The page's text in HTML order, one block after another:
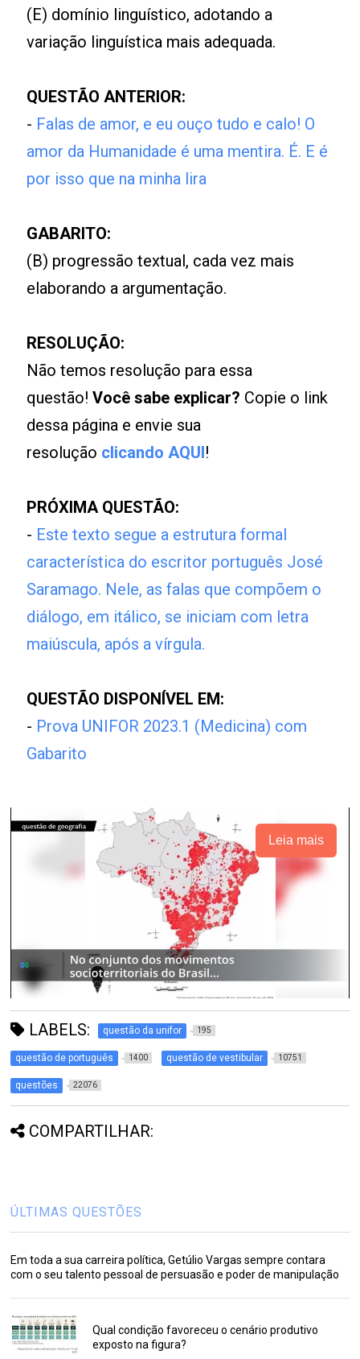
(E) domínio linguístico, adotando a
variação linguística mais adequada.
QUESTÃO ANTERIOR:
- Falas de amor, e eu ouço tudo e calo! O
amor da Humanidade é uma mentira. É. E é
por isso que na minha lira
GABARITO:
(B) progressão textual, cada vez mais
elaborando a argumentação.
RESOLUÇÃO:
Não temos resolução para essa
questão!Você sabe explicar? Copie o link
dessa página e envie sua
resolução clicando AQUI!
PRÓXIMA QUESTÃO:
- Este texto segue a estrutura formal
característica do escritor português José
Saramago. Nele, as falas que compõem o
diálogo, em itálico, se iniciam com letra
maiúscula, após a vírgula.
QUESTÃO DISPONÍVEL EM:
- Prova UNIFOR 2023.1 (Medicina) com
Gabarito
Leia mais
LABELS: questão da unifor 195
questão de português 1400 questão de vestibular 10751
questões 22076
COMPARTILHAR:
ÚLTIMAS QUESTÕES
Em toda a sua carreira política, Getúlio Vargas sempre contara
com o seu talento pessoal de persuasão e poder de manipulação
Qual condição favoreceu o cenário produtivo
exposto na figura?